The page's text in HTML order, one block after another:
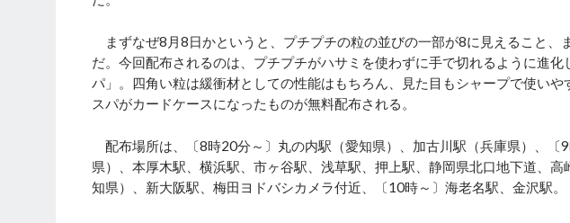
まずなぜ8月8日かというと、プチプチの粒の並びの一部が8に見えること、
だ。今回配布されるのは、プチプチがハサミを使わずに手で切れるように進
パ」。四角い粒は緩衝材としての性能はもちろん、見た目もシャープで使い
スパがカードケースになったものが無料配布される。
配布場所は、〔8時20分～〕丸の内駅（愛知県）、加古川駅（兵庫県）、〔
県）、本厚木駅、横浜駅、市ヶ谷駅、浅草駅、押上駅、静岡県北口地下道、
知県）、新大阪駅、梅田ヨドバシカメラ付近、〔10時～〕海老名駅、金沢駅。